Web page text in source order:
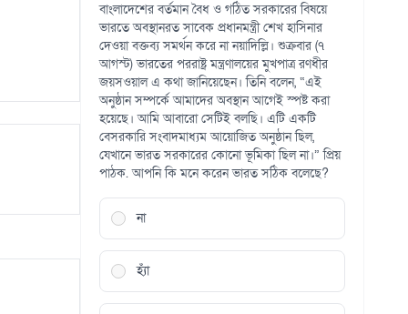
১৫ সৌদিতে ইরানপন্থিদের দ্বিমুখী হামলার আশঙ্কা
০৭ আগস্ট
বাংলাদেশের বর্তমান বৈধ ও গঠিত সরকারের বিষয়ে
ভারতে অবস্থানরত সাবেক প্রধানমন্ত্রী শেখ হাসিনার
দেওয়া বক্তব্য সমর্থন করে না নয়াদিল্লি। শুক্রবার (৭
আগস্ট) ভারতের পররাষ্ট্র মন্ত্রণালয়ের মুখপাত্র রণধীর
জয়সওয়াল এ কথা জানিয়েছেন। তিনি বলেন, “এই
অনুষ্ঠান সম্পর্কে আমাদের অবস্থান আগেই স্পষ্ট করা
হয়েছে। আমি আবারো সেটিই বলছি। এটি একটি
বেসরকারি সংবাদমাধ্যম আয়োজিত অনুষ্ঠান ছিল,
যেখানে ভারত সরকারের কোনো ভূমিকা ছিল না।” প্রিয়
পাঠক. আপনি কি মনে করেন ভারত সঠিক বলেছে?
না
হ্যাঁ